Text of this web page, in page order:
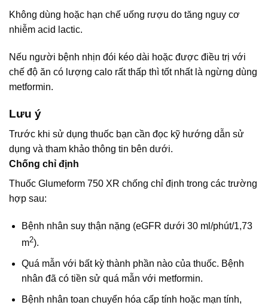
Không dùng hoặc hạn chế uống rượu do tăng nguy cơ
nhiễm acid lactic.
Nếu người bệnh nhịn đói kéo dài hoặc được điều trị với
chế độ ăn có lượng calo rất thấp thì tốt nhất là ngừng dùng
metformin.
Lưu ý
Trước khi sử dụng thuốc bạn cần đọc kỹ hướng dẫn sử
dụng và tham khảo thông tin bên dưới.
Chống chỉ định
Thuốc Glumeform 750 XR chống chỉ định trong các trường
hợp sau:
Bệnh nhân suy thận nặng (eGFR dưới 30 ml/phút/1,73
m2).
Quá mẫn với bất kỳ thành phần nào của thuốc. Bệnh
nhân đã có tiền sử quá mẫn với metformin.
Bệnh nhân toan chuyển hóa cấp tính hoặc mạn tính,